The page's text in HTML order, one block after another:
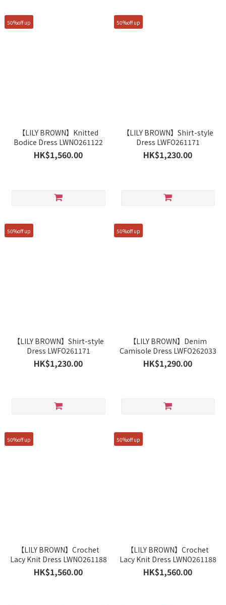
50%off up
【LILY BROWN】Knitted
Bodice Dress LWNO261122
HK$1,560.00
50%off up
【LILY BROWN】Shirt-style
Dress LWFO261171
HK$1,230.00
50%off up
【LILY BROWN】Shirt-style
Dress LWFO261171
HK$1,230.00
50%off up
【LILY BROWN】Denim
Camisole Dress LWFO262033
HK$1,290.00
50%off up
【LILY BROWN】Crochet
Lacy Knit Dress LWNO261188
HK$1,560.00
50%off up
【LILY BROWN】Crochet
Lacy Knit Dress LWNO261188
HK$1,560.00